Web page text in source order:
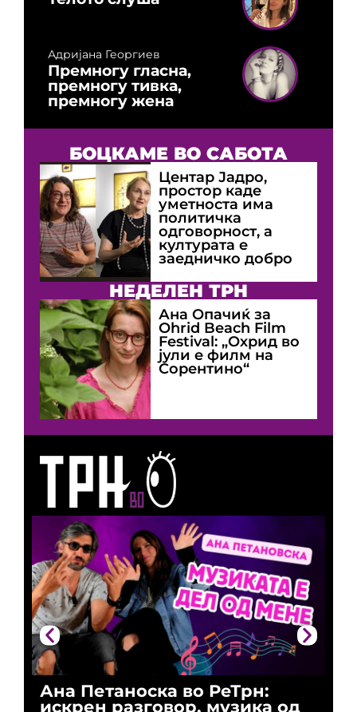
Ана Петаноска во РеТрн:
искрен разговор, музика од
Адријана Георгиев
Премногу гласна,
премногу тивка,
премногу жена
БОЦКАМЕ ВО САБОТА
Центар Јадро,
простор каде
уметноста има
политичка
одговорност, а
културата е
заедничко добро
НЕДЕЛЕН ТРН
Ана Опачиќ за
Оhrid Beach Film
Festival: „Охрид во
јули е филм на
Сорентино“